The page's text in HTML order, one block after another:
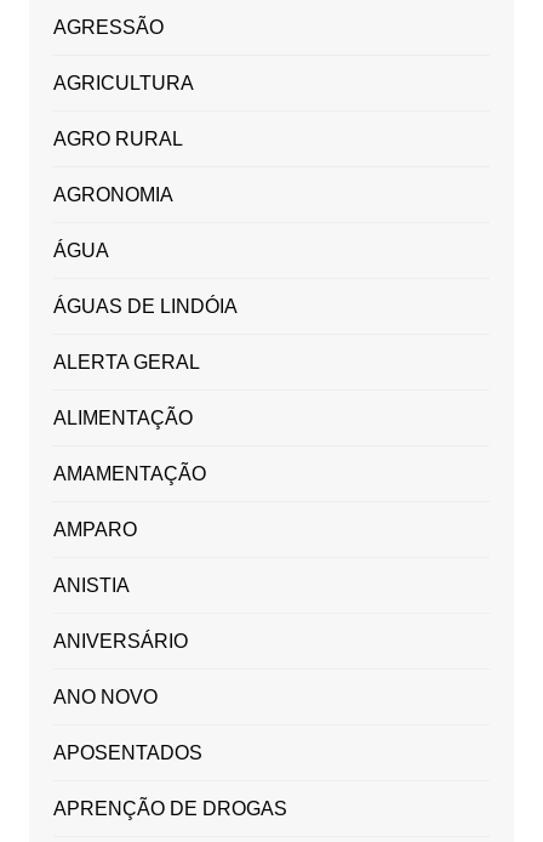
AGRESSÃO
AGRICULTURA
AGRO RURAL
AGRONOMIA
ÁGUA
ÁGUAS DE LINDÓIA
ALERTA GERAL
ALIMENTAÇÃO
AMAMENTAÇÃO
AMPARO
ANISTIA
ANIVERSÁRIO
ANO NOVO
APOSENTADOS
APRENÇÃO DE DROGAS